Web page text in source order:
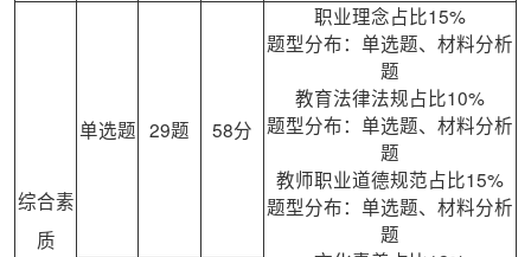
综合素
质
单选题 29题 58分
职业理念占比15%
题型分布：单选题、材料分析
题
教育法律法规占比10%
题型分布：单选题、材料分析
题
教师职业道德规范占比15%
题型分布：单选题、材料分析
题